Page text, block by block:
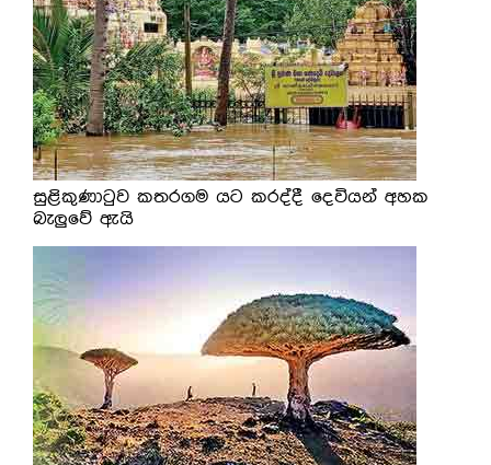
සුළිකුණාටුව කතරගම යට කරද්දී දෙවියන් අහක
බැලුවේ ඇයි